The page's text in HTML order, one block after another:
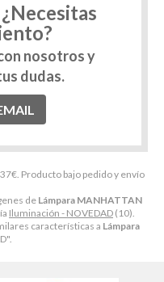
€. Producto bajo pedido y envío
deLámpara MANHATTAN
Iluminación - NOVEDAD (10).
características a Lámpara
nosotros y
dudas.